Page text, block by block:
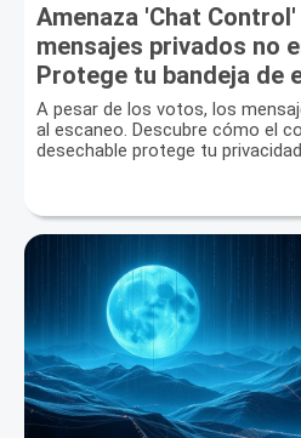
Amenaza 'Chat Control'
mensajes privados no
Protege tu bandeja de
A pesar de los votos, los
al escaneo. Descubre cómo el
desechable protege tu